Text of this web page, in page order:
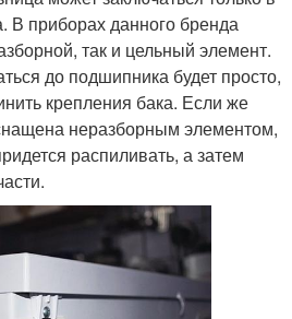
В приборах данного бренда
так и цельный элемент.
до подшипника будет просто,
крепления бака. Если же
неразборным элементом,
распиливать, а затем